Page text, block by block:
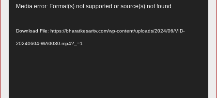
Video
Media error: Format(s) not supported or source(s) not found
Download File: https://bharatkesaritv.com/wp-content/uploads/2024/06/VID-
20240604-WA0030.mp4?_=1